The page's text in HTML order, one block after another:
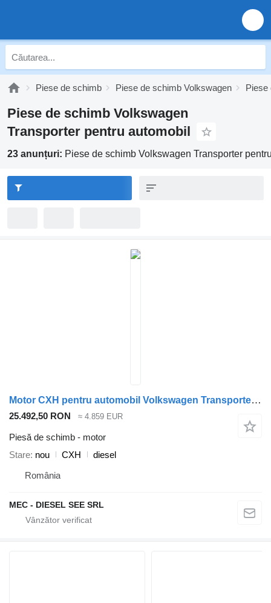
Piese de schimb Piese de schimb Volkswagen Piese
Piese de schimb Volkswagen
Transporter pentru automobil
23 anunțuri: Piese de schimb Volkswagen Transporter
Motor CXH pentru automobil Volkswagen Transporter 2.0 TDI
25.492,50 RON ≈ 4.859 EUR
Piesă de schimb - motor
Stare nou CXH
diesel
România
MEC - DIESEL SEE SRL